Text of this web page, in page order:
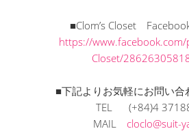
■Clom’s Closet
https://www.facebook.com/
Closet/
■下記よりお気軽にお問い合
TEL (+84)4
MAIL cloclo@suit-